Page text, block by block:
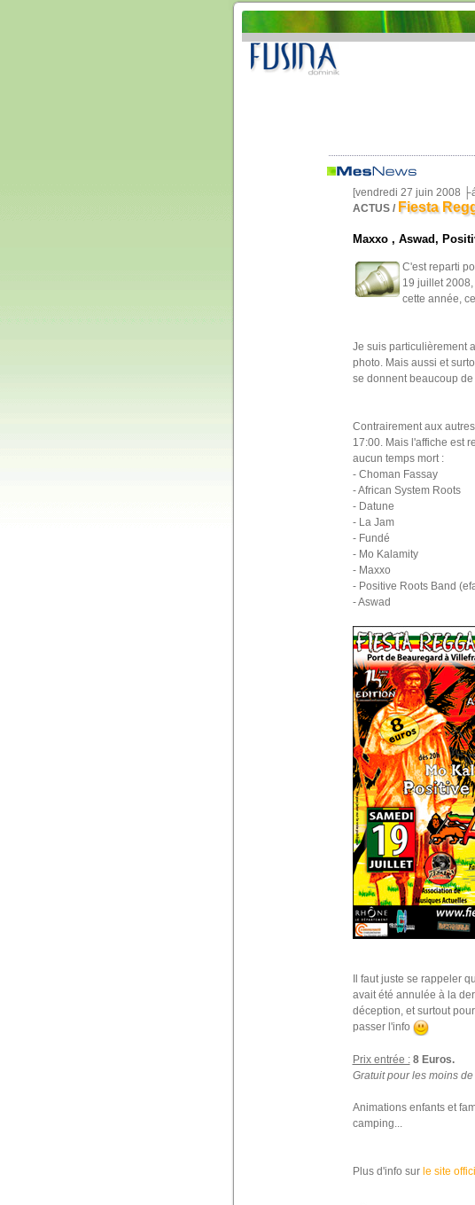
[vendredi 27 juin 2008
ACTUS / Fiesta
Maxxo , Aswad,
C'est reparti
19 juillet
cette année,
Je suis particulièrement
photo. Mais aussi et
se donnent beaucoup
Contrairement aux
17:00. Mais l'affiche est
aucun temps mort :
- Choman Fassay
- African System Roots
- Datune
- La Jam
- Fundé
- Mo Kalamity
- Maxxo
- Positive Roots Band
- Aswad
Il faut juste se rappeler
avait été annulée à la
déception, et surtout
passer l'info
Prix entrée : 8 Euros.
Gratuit pour les moins de
Animations enfants et
camping...
Plus d'info sur le site